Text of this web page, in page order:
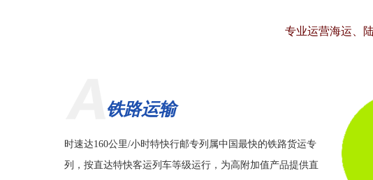
专业运营海运、
铁路运输
时速达160公里/小时特快行邮专列属中国最快的铁路货运专
列，按直达特快客运列车等级运行，为高附加值产品提供直